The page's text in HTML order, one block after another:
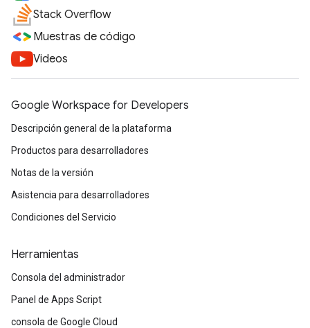
Stack Overflow
Muestras de código
Videos
Google Workspace for Developers
Descripción general de la plataforma
Productos para desarrolladores
Notas de la versión
Asistencia para desarrolladores
Condiciones del Servicio
Herramientas
Consola del administrador
Panel de Apps Script
consola de Google Cloud